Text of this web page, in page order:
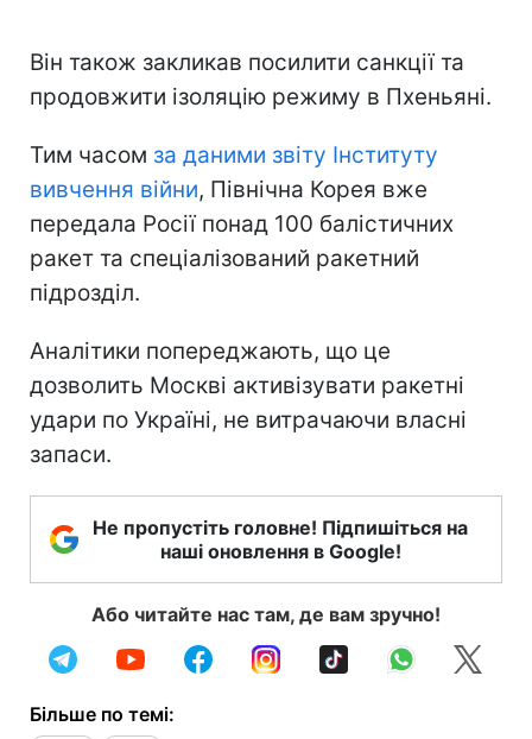
Він також закликав посилити санкції та
продовжити ізоляцію режиму в Пхеньяні.
Тим часом за даними звіту Інституту
вивчення війни, Північна Корея вже
передала Росії понад 100 балістичних
ракет та спеціалізований ракетний
підрозділ.
Аналітики попереджають, що це
дозволить Москві активізувати ракетні
удари по Україні, не витрачаючи власні
запаси.
Не пропустіть головне! Підпишіться на
наші оновлення в Google!
Або читайте нас там, де вам зручно!
Більше по темі: